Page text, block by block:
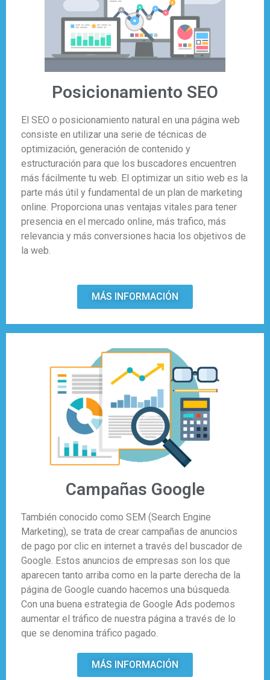
Posicionamiento SEO
El SEO o posicionamiento natural en una página web
consiste en utilizar una serie de técnicas de
optimización, generación de contenido y
estructuración para que los buscadores encuentren
más fácilmente tu web. El optimizar un sitio web es la
parte más útil y fundamental de un plan de marketing
online. Proporciona unas ventajas vitales para tener
presencia en el mercado online, más trafico, más
relevancia y más conversiones hacia los objetivos de
la web.
MÁS INFORMACIÓN
Campañas Google
También conocido como SEM (Search Engine
Marketing), se trata de crear campañas de anuncios
de pago por clic en internet a través del buscador de
Google. Estos anuncios de empresas son los que
aparecen tanto arriba como en la parte derecha de la
página de Google cuando hacemos una búsqueda.
Con una buena estrategia de Google Ads podemos
aumentar el tráfico de nuestra página a través de lo
que se denomina tráfico pagado.
MÁS INFORMACIÓN